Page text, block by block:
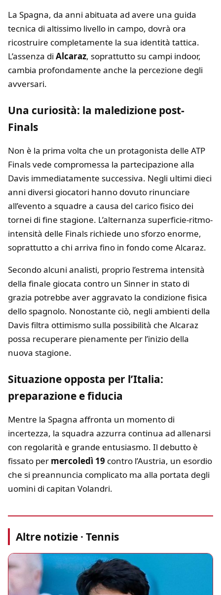
La Spagna, da anni abituata ad avere una guida
tecnica di altissimo livello in campo, dovrà ora
ricostruire completamente la sua identità tattica.
L’assenza di Alcaraz, soprattutto su campi indoor,
cambia profondamente anche la percezione degli
avversari.
Una curiosità: la maledizione post-
Finals
Non è la prima volta che un protagonista delle ATP
Finals vede compromessa la partecipazione alla
Davis immediatamente successiva. Negli ultimi dieci
anni diversi giocatori hanno dovuto rinunciare
all’evento a squadre a causa del carico fisico dei
tornei di fine stagione. L’alternanza superficie-ritmo-
intensità delle Finals richiede uno sforzo enorme,
soprattutto a chi arriva fino in fondo come Alcaraz.
Secondo alcuni analisti, proprio l’estrema intensità
della finale giocata contro un Sinner in stato di
grazia potrebbe aver aggravato la condizione fisica
dello spagnolo. Nonostante ciò, negli ambienti della
Davis filtra ottimismo sulla possibilità che Alcaraz
possa recuperare pienamente per l’inizio della
nuova stagione.
Situazione opposta per l’Italia:
preparazione e fiducia
Mentre la Spagna affronta un momento di
incertezza, la squadra azzurra continua ad allenarsi
con regolarità e grande entusiasmo. Il debutto è
fissato per mercoledì 19 contro l’Austria, un esordio
che si preannuncia complicato ma alla portata degli
uomini di capitan Volandri.
Altre notizie · Tennis